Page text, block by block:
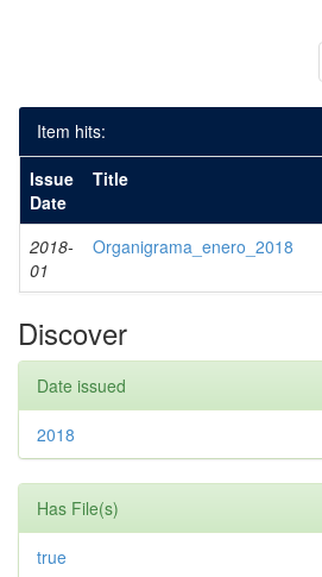
Item hits:
Issue
Date
Title
2018-
01
Organigrama_enero_2018
Discover
Date issued
2018
Has File(s)
true